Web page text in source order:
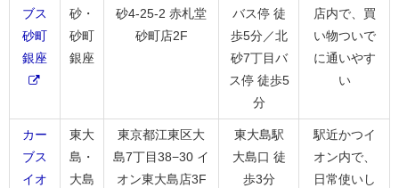
ブス
砂町
銀座
砂・
砂町
銀座
砂4-25-2 赤札堂
砂町店2F
バス停 徒
歩5分／北
砂7丁目バ
ス停 徒歩5
分
店内で、買
い物ついで
に通いやす
い
カー
ブス
イオ
東大
島・
大島
東京都江東区大
島7丁目38−30 イ
オン東大島店3F
東大島駅
大島口 徒
歩3分
駅近かつイ
オン内で、
日常使いし